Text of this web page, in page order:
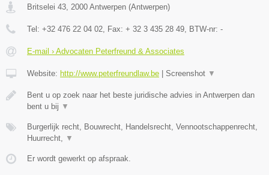
Britselei 43 2000 Antwerpen (Antwerpen)
Tel: +32 476 22 04 02 , Fax: + 32 3 435 28 49 , BTW-nr: -
E-mail › Advocaten Peterfreund & Associates
Website: http://www.peterfreundlaw.be Screenshot ▼
Bent u op zoek naar het beste juridische advies in Antwerpen dan
bent u bij ▼
Burgerlijk recht, Bouwrecht, Handelsrecht, Vennootschappenrecht,
Huurrecht,
▼
Er wordt gewerkt op afspraak.